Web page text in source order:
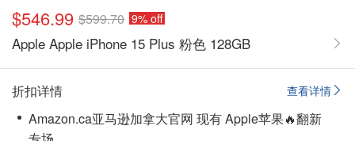
$546.99 $599.70 9% off
Apple Apple iPhone 15 Plus 粉色 128GB
查看详情
折扣详情
Amazon.ca亚马逊加拿大官网 现有 Apple苹果🔥翻新